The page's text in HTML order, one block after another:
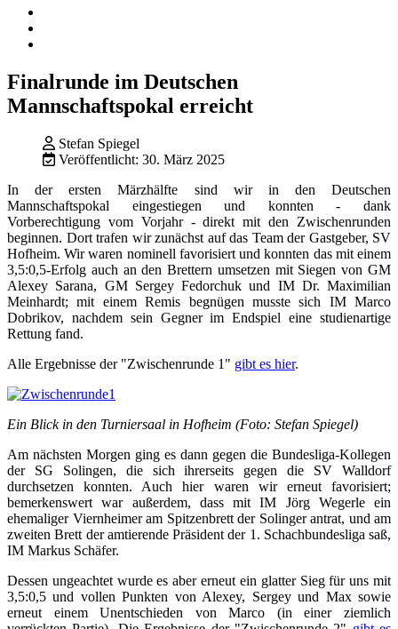
Finalrunde im Deutschen
Mannschaftspokal erreicht
Stefan Spiegel
Veröffentlicht: 30. März 2025
In der ersten Märzhälfte sind wir in den Deutschen
Mannschaftspokal eingestiegen und konnten - dank
Vorberechtigung vom Vorjahr - direkt mit den Zwischenrunden
beginnen. Dort trafen wir zunächst auf das Team der Gastgeber, SV
Hofheim. Wir waren nominell favorisiert und konnten das mit einem
3,5:0,5-Erfolg auch an den Brettern umsetzen mit Siegen von GM
Alexey Sarana, GM Sergey Fedorchuk und IM Dr. Maximilian
Meinhardt; mit einem Remis begnügen musste sich IM Marco
Dobrikov, nachdem sein Gegner im Endspiel eine studienartige
Rettung fand.
Alle Ergebnisse der "Zwischenrunde 1" gibt es hier.
Ein Blick in den Turniersaal in Hofheim (Foto: Stefan Spiegel)
Am nächsten Morgen ging es dann gegen die Bundesliga-Kollegen
der SG Solingen, die sich ihrerseits gegen die SV Walldorf
durchsetzen konnten. Auch hier waren wir erneut favorisiert;
bemerkenswert war außerdem, dass mit IM Jörg Wegerle ein
ehemaliger Viernheimer am Spitzenbrett der Solinger antrat, und am
zweiten Brett der amtierende Präsident der 1. Schachbundesliga saß,
IM Markus Schäfer.
Dessen ungeachtet wurde es aber erneut ein glatter Sieg für uns mit
3,5:0,5 und vollen Punkten von Alexey, Sergey und Max sowie
erneut einem Unentschieden von Marco (in einer ziemlich